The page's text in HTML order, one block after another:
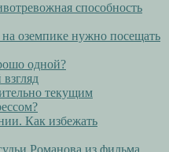
способность
оземпике нужно посещать
одной?
текущим
Как избежать